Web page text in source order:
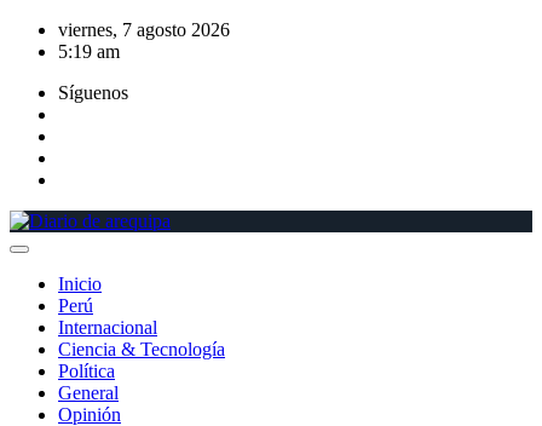
Saltar
viernes, 7 agosto 2026
5:19 am
Síguenos
Inicio
Perú
Internacional
Ciencia & Tecnología
Política
General
Opinión